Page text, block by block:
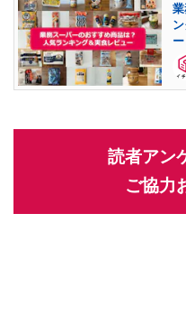
ー
読者アン
ご協力